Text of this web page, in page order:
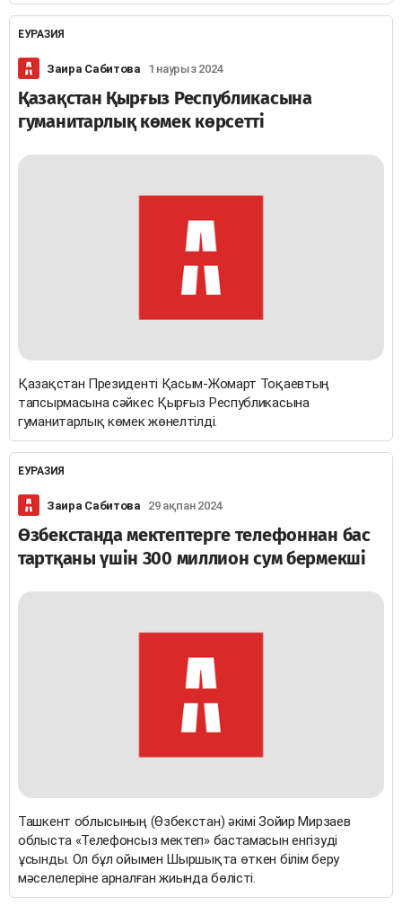
ЕУРАЗИЯ
Заира Сабитова 1 наурыз 2024
Қазақстан Қырғыз Республикасына
гуманитарлық көмек көрсетті
Қазақстан Президенті Қасым-Жомарт Тоқаевтың
тапсырмасына сәйкес Қырғыз Республикасына
гуманитарлық көмек жөнелтілді.
ЕУРАЗИЯ
Заира Сабитова 29 ақпан 2024
Өзбекстанда мектептерге телефоннан бас
тартқаны үшін 300 миллион сум бермекші
Ташкент облысының (Өзбекстан) әкімі Зойир Мирзаев
облыста «Телефонсыз мектеп» бастамасын енгізуді
ұсынды. Ол бұл ойымен Шыршықта өткен білім беру
мәселелеріне арналған жиында бөлісті.